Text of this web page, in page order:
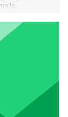
on
Kyhälä.
on